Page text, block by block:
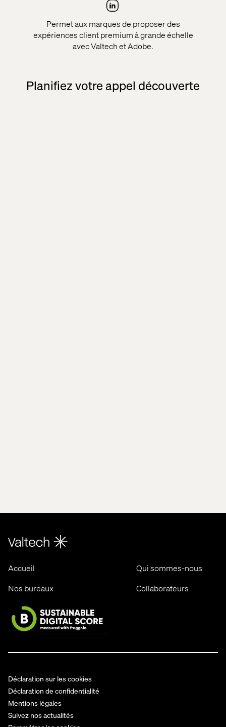
Permet aux marques de proposer des
expériences client premium à grande échelle
avec Valtech et Adobe.
Planifiez votre appel découverte
Accueil
Qui sommes-nous
Nos bureaux
Collaborateurs
Déclaration sur les cookies
Déclaration de confidentialité
Mentions légales
Suivez nos actualités